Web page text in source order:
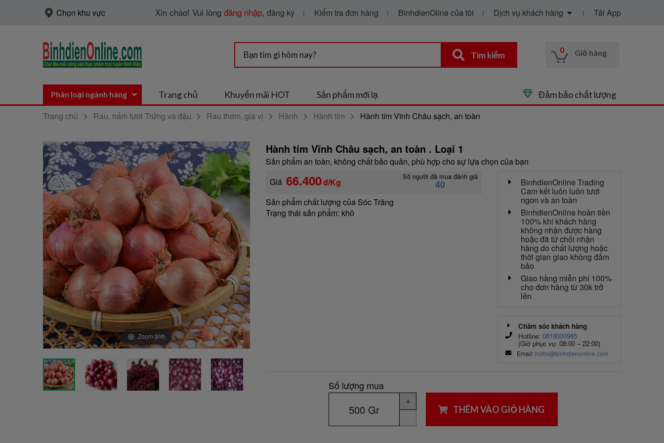
Chọn khu vực Xin chào! Vui lòng đăng nhập, đăng ký Kiểm tra đơn hàng BinhdienOline của tôi Dịch vụ khách hàng Tải App
Tìm kiếm 0 Giỏ hàng
Phân loại ngành hàng Trang chủ Khuyến mãi HOT Sản phẩm mới lạ Đảm bảo chất lượng
Trang chủ Rau, nấm tươi Trứng và đậu Rau thơm, gia vị Hành Hành tím Hành tím Vĩnh Châu sạch, an toàn
Zoom ảnh
Hành tím Vĩnh Châu sạch, an toàn . Loại 1
Sản phẩm an toàn, không chất bảo quản, phù hợp cho sự lựa chọn của bạn
Giá 66.400đ/Kg
Số người đã mua đánh giá
40
Sản phẩm chất lượng của Sóc Trăng
Trạng thái sản phẩm: khô
BinhdienOnline Trading
Cam kết luôn luôn tươi
ngon và an toàn
BinhdienOnline hoàn tiền
100% khi khách hàng
không nhận được hàng
hoặc đã từ chối nhận
hàng do chất lượng hoặc
thời gian giao không đảm
bảo
Giao hàng miễn phí 100%
cho đơn hàng từ 30k trở
lên
Chăm sóc khách hàng
Hotline: 0818000985
(Giờ phục vụ: 08:00 – 22:00)
Email: hotro@binhdienonline.com
Số lượng mua
+
-
THÊM VÀO GIỎ HÀNG